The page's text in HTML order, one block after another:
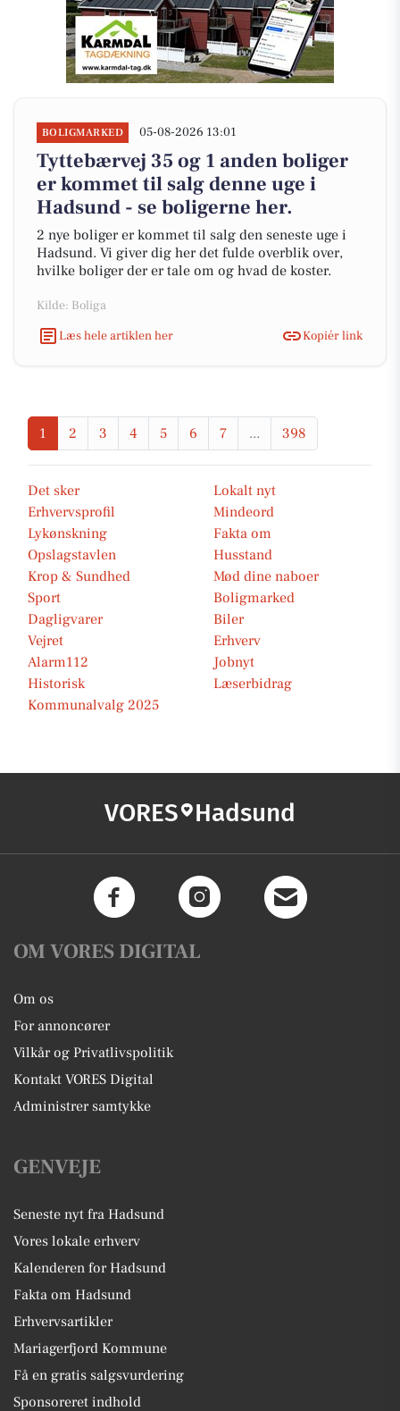
BOLIGMARKED 05-08-2026 13:01
Tyttebærvej 35 og 1 anden boliger
er kommet til salg denne uge i
Hadsund - se boligerne her.
2 nye boliger er kommet til salg den seneste uge i
Hadsund. Vi giver dig her det fulde overblik over,
hvilke boliger der er tale om og hvad de koster.
Kilde: Boliga
Læs hele artiklen her
Kopiér link
1 2 3 4 5 6 7 ... 398
Det sker
Lokalt nyt
Erhvervsprofil
Mindeord
Lykønskning
Fakta om
Opslagstavlen
Husstand
Krop & Sundhed
Mød dine naboer
Sport
Boligmarked
Dagligvarer
Biler
Vejret
Erhverv
Alarm112
Jobnyt
Historisk
Læserbidrag
Kommunalvalg 2025
VORES Hadsund
OM VORES DIGITAL
Om os
For annoncører
Vilkår og Privatlivspolitik
Kontakt VORES Digital
Administrer samtykke
GENVEJE
Seneste nyt fra Hadsund
Vores lokale erhverv
Kalenderen for Hadsund
Fakta om Hadsund
Erhvervsartikler
Mariagerfjord Kommune
Få en gratis salgsvurdering
Sponsoreret indhold